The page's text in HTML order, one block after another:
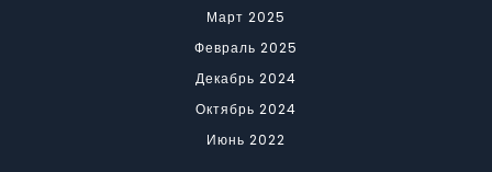
Март 2025
Февраль 2025
Декабрь 2024
Октябрь 2024
Июнь 2022